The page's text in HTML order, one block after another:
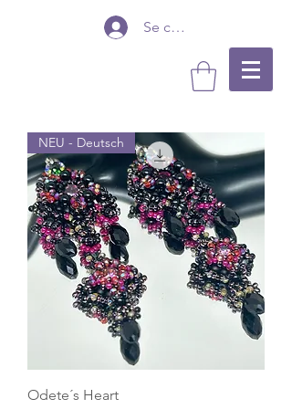
Se connecter
NEU - Deutsch
Odete´s Heart